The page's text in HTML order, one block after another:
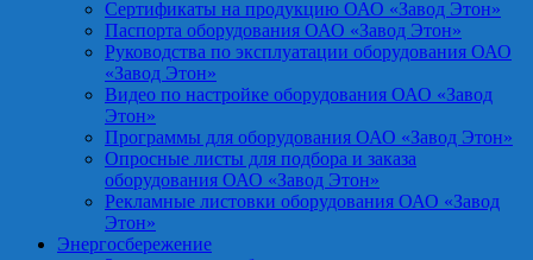
Сертификаты на продукцию ОАО «Завод Этон»
Паспорта оборудования ОАО «Завод Этон»
Руководства по эксплуатации оборудования ОАО
«Завод Этон»
Видео по настройке оборудования ОАО «Завод
Этон»
Программы для оборудования ОАО «Завод Этон»
Опросные листы для подбора и заказа
оборудования ОАО «Завод Этон»
Рекламные листовки оборудования ОАО «Завод
Этон»
Энергосбережение